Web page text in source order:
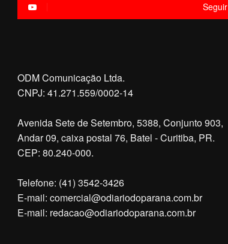
Seguir
ODM Comunicação Ltda.
CNPJ: 41.271.559/0002-14
Avenida Sete de Setembro, 5388, Conjunto 903,
Andar 09, caixa postal 76, Batel - Curitiba, PR.
CEP: 80.240-000.
Telefone: (41) 3542-3426
E-mail: comercial@odiariodoparana.com.br
E-mail: redacao@odiariodoparana.com.br